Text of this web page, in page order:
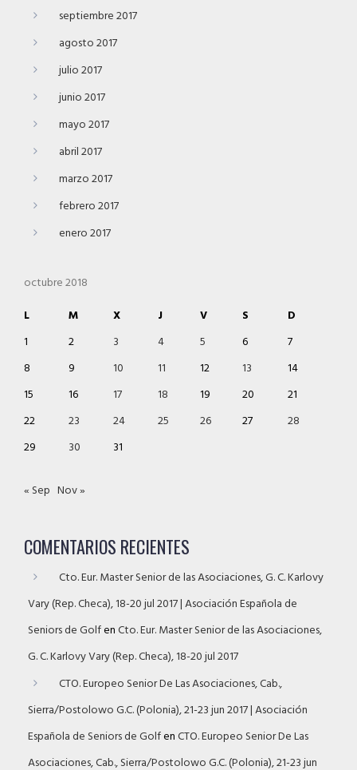
septiembre 2017
agosto 2017
julio 2017
junio 2017
mayo 2017
abril 2017
marzo 2017
febrero 2017
enero 2017
octubre 2018
L
M X J V S
D
1
2 3 4 5 6
7
8
9 10 11 12 13
14
15
16 17 18 19 20
21
22
23 24 25 26 27
28
29
30 31
« Sep Nov »
COMENTARIOS RECIENTES
Cto. Eur. Master Senior de las Asociaciones, G. C. Karlovy
Vary (Rep. Checa), 18-20 jul 2017 | Asociación Española de
Seniors de GolfenCto. Eur. Master Senior de las Asociaciones,
G. C. Karlovy Vary (Rep. Checa), 18-20 jul 2017
CTO. Europeo Senior De Las Asociaciones, Cab.,
Sierra/Postolowo G.C. (Polonia), 21-23 jun 2017 | Asociación
Española de Seniors de GolfenCTO. Europeo Senior De Las
Asociaciones, Cab., Sierra/Postolowo G.C. (Polonia), 21-23 jun